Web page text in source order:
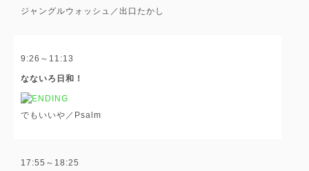
ジャングルウォッシュ／出口たかし
9:26～11:13
なないろ日和！
でもいいや／Psalm
17:55～18:25